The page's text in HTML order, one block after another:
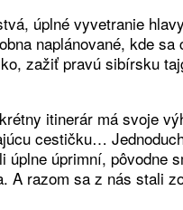
úplné vyvetranie
naplánované, kde
zažiť pravú sibírsku
itinerár má svoje
cestičku…
úprimní,
razom sa z nás stali